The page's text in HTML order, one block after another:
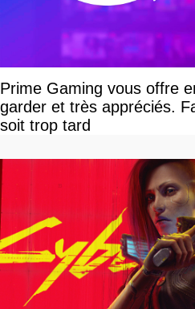
Prime Gaming vous offre
garder et très appréciés.
soit trop tard